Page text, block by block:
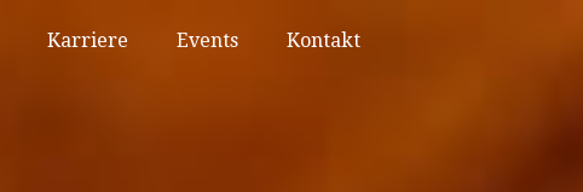
Karriere Events Kontakt